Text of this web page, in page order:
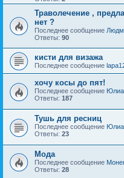
Траволечение ,
нет ?
Последнее сообщение
Ответы: 90
кисти для визажа
Последнее сообщение
хочу косы до пят!
Последнее сообщение
Ответы: 187
Тушь для ресниц
Последнее сообщение
Ответы: 23
Мода
Последнее сообщение
Ответы: 28